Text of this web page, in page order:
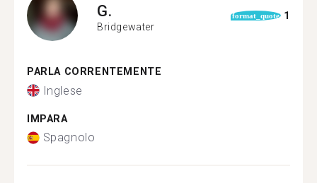
G.
Bridgewater
format_quote 1
PARLA CORRENTEMENTE
Inglese
IMPARA
Spagnolo